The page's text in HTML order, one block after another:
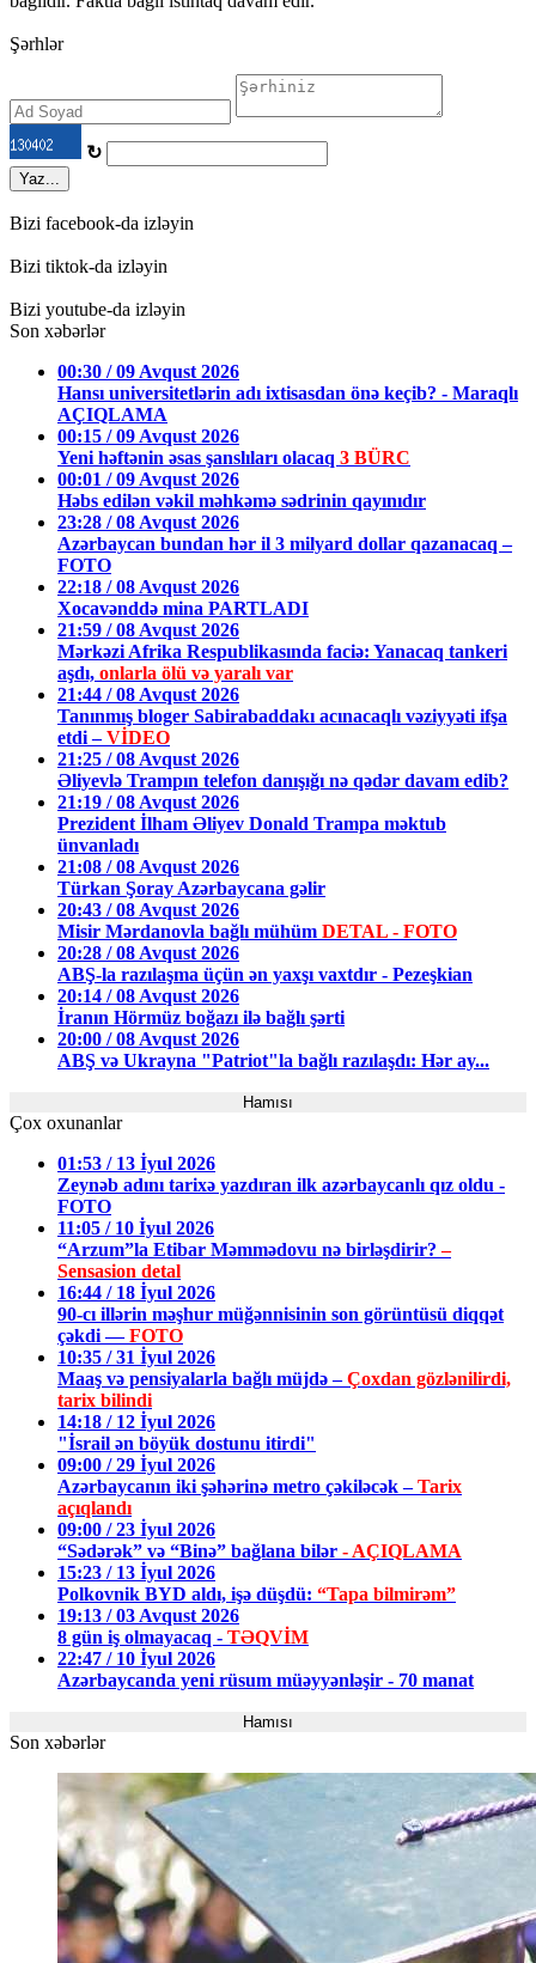
Şərhlər
↻
Yaz...
Bizi facebook-da izləyin
Bizi tiktok-da izləyin
Bizi youtube-da izləyin
Son xəbərlər
00:30 / 09 Avqust 2026
Hansı universitetlərin adı ixtisasdan önə keçib? - Maraqlı
AÇIQLAMA
00:15 / 09 Avqust 2026
Yeni həftənin əsas şanslıları olacaq 3 BÜRC
00:01 / 09 Avqust 2026
Həbs edilən vəkil məhkəmə sədrinin qayınıdır
23:28 / 08 Avqust 2026
Azərbaycan bundan hər il 3 milyard dollar qazanacaq –
FOTO
22:18 / 08 Avqust 2026
Xocavənddə mina PARTLADI
21:59 / 08 Avqust 2026
Mərkəzi Afrika Respublikasında faciə: Yanacaq tankeri
aşdı, onlarla ölü və yaralı var
21:44 / 08 Avqust 2026
Tanınmış bloger Sabirabaddakı acınacaqlı vəziyyəti ifşa
etdi –VİDEO
21:25 / 08 Avqust 2026
Əliyevlə Trampın telefon danışığı nə qədər davam edib?
21:19 / 08 Avqust 2026
Prezident İlham Əliyev Donald Trampa məktub
ünvanladı
21:08 / 08 Avqust 2026
Türkan Şoray Azərbaycana gəlir
20:43 / 08 Avqust 2026
Misir Mərdanovla bağlı mühüm DETAL - FOTO
20:28 / 08 Avqust 2026
ABŞ-la razılaşma üçün ən yaxşı vaxtdır - Pezeşkian
20:14 / 08 Avqust 2026
İranın Hörmüz boğazı ilə bağlı şərti
20:00 / 08 Avqust 2026
ABŞ və Ukrayna "Patriot"la bağlı razılaşdı: Hər ay...
Hamısı
Çox oxunanlar
01:53 / 13 İyul 2026
Zeynəb adını tarixə yazdıran ilk azərbaycanlı qız oldu -
FOTO
11:05 / 10 İyul 2026
“Arzum”la Etibar Məmmədovu nə birləşdirir?–
Sensasion detal
16:44 / 18 İyul 2026
90-cı illərin məşhur müğənnisinin son görüntüsü diqqət
çəkdi —FOTO
10:35 / 31 İyul 2026
Maaş və pensiyalarla bağlı müjdə –Çoxdan gözlənilirdi,
tarix bilindi
14:18 / 12 İyul 2026
"İsrail ən böyük dostunu itirdi"
09:00 / 29 İyul 2026
Azərbaycanın iki şəhərinə metro çəkiləcək –Tarix
açıqlandı
09:00 / 23 İyul 2026
“Sədərək” və “Binə” bağlana bilər - AÇIQLAMA
15:23 / 13 İyul 2026
Polkovnik BYD aldı, işə düşdü: “Tapa bilmirəm”
19:13 / 03 Avqust 2026
8 gün iş olmayacaq - TƏQVİM
22:47 / 10 İyul 2026
Azərbaycanda yeni rüsum müəyyənləşir - 70 manat
Hamısı
Son xəbərlər